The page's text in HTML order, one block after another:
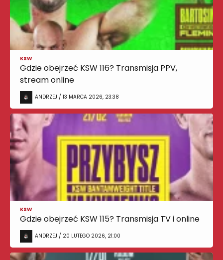
KSW
Gdzie obejrzeć KSW 116? Transmisja PPV,
stream online
ANDRZEJ / 13 MARCA 2026, 23:38
KSW
Gdzie obejrzeć KSW 115? Transmisja TV i online
ANDRZEJ / 20 LUTEGO 2026, 21:00